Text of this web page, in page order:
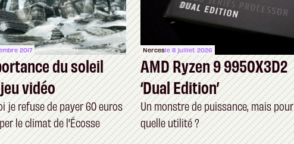
2017
du soleil
vidéo
je refuse de payer 60 euros
le climat de l'Écosse
Nercesle 8 juillet 2026
AMD Ryzen 9 9950X3D2
‘Dual Edition’
Un monstre de puissance, mais pour
quelle utilité ?